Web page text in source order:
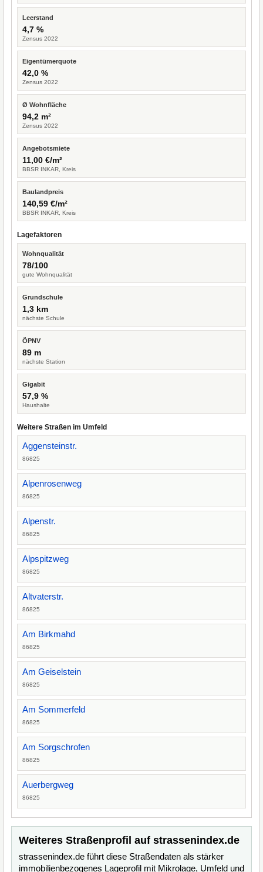
Leerstand
4,7 %
Zensus 2022
Eigentümerquote
42,0 %
Zensus 2022
Ø Wohnfläche
94,2 m²
Zensus 2022
Angebotsmiete
11,00 €/m²
BBSR INKAR, Kreis
Baulandpreis
140,59 €/m²
BBSR INKAR, Kreis
Lagefaktoren
Wohnqualität
78/100
gute Wohnqualität
Grundschule
1,3 km
nächste Schule
ÖPNV
89 m
nächste Station
Gigabit
57,9 %
Haushalte
Weitere Straßen im Umfeld
Aggensteinstr.
86825
Alpenrosenweg
86825
Alpenstr.
86825
Alpspitzweg
86825
Altvaterstr.
86825
Am Birkmahd
86825
Am Geiselstein
86825
Am Sommerfeld
86825
Am Sorgschrofen
86825
Auerbergweg
86825
Weiteres Straßenprofil auf strassenindex.de
strassenindex.de führt diese Straßendaten als stärker
immobilienbezogenes Lageprofil mit Mikrolage, Umfeld und